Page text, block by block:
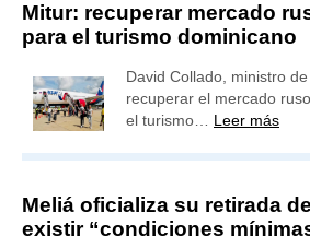
Mitur: recuperar mercado
para el turismo dominicano
David Collado, ministro
recuperar el mercado
el turismo… Leer más
Meliá oficializa su retirada
existir “condiciones